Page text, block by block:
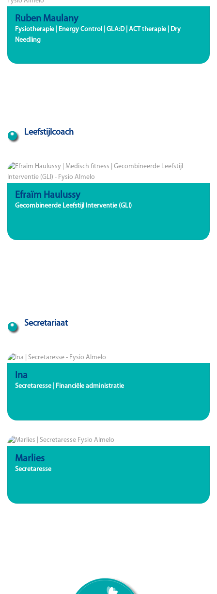
Ruben Maulany
Fysiotherapie | Energy Control | GLA:D | ACT therapie | Dry
Needling
Leefstijlcoach
Efraïm Haulussy
Gecombineerde Leefstijl Interventie (GLI)
Secretariaat
Ina
Secretaresse | Financiële administratie
Marlies
Secretaresse